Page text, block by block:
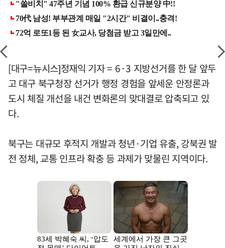
[대구=뉴시스]정재익 기자 = 6·3 지방선거를 한 달 앞두
고 대구 북구청장 선거가 행정 경험을 앞세운 안정론과
도시 체질 개선을 내건 변화론의 맞대결로 압축되고 있
다.
북구는 대규모 후적지 개발과 청년·기업 유출, 강북권 발
전 정체, 교통 인프라 확충 등 과제가 맞물린 지역이다.